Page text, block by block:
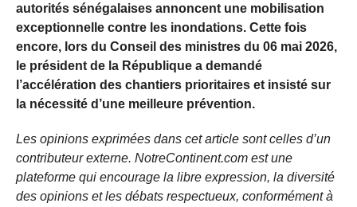
autorités sénégalaises annoncent une mobilisation
exceptionnelle contre les inondations. Cette fois
encore, lors du Conseil des ministres du 06 mai 2026,
le président de la République a demandé
l’accélération des chantiers prioritaires et insisté sur
la nécessité d’une meilleure prévention.
Les opinions exprimées dans cet article sont celles d’un
contributeur externe. NotreContinent.com est une
plateforme qui encourage la libre expression, la diversité
des opinions et les débats respectueux, conformément à